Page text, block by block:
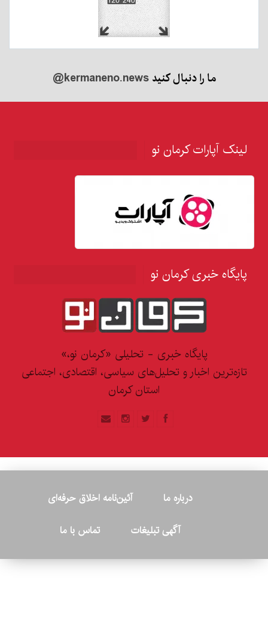
ما را دنبال کنید@kermaneno.news
لینک آپارات کرمان نو
پایگاه خبری کرمان نو
پایگاه خبری - تحلیلی «کرمان نو،»
تازه‌ترین اخبار و تحلیل‌های سیاسی، اقتصادی، اجتماعی
استان کرمان
درباره ما
آئین‌نامه اخلاق حرفه‌ای
آگهی تبلیغات
تماس با ما